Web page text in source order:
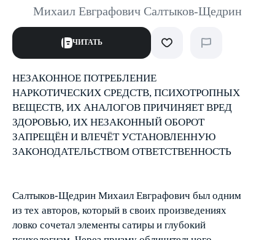
Михаил Евграфович Салтыков-Щедрин
ЧИТАТЬ
НЕЗАКОННОЕ ПОТРЕБЛЕНИЕ
НАРКОТИЧЕСКИХ СРЕДСТВ, ПСИХОТРОПНЫХ
ВЕЩЕСТВ, ИХ АНАЛОГОВ ПРИЧИНЯЕТ ВРЕД
ЗДОРОВЬЮ, ИХ НЕЗАКОННЫЙ ОБОРОТ
ЗАПРЕЩЁН И ВЛЕЧЁТ УСТАНОВЛЕННУЮ
ЗАКОНОДАТЕЛЬСТВОМ ОТВЕТСТВЕННОСТЬ
Салтыков-Щедрин Михаил Евграфович был одним
из тех авторов, который в своих произведениях
ловко сочетал элементы сатиры и глубокий